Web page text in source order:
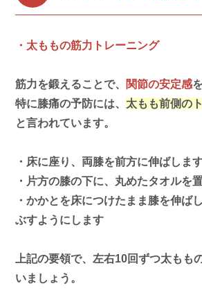
・太ももの筋力トレーニング
筋力を鍛えることで、 関節の安定感
特に膝痛の予防には、 太もも前側の
と言われています。
・床に座り、両膝を前方に伸ばしま
・片方の膝の下に、丸めたタオルを
・かかとを床につけたまま膝を伸ば
ぶすようにします
上記の要領で、左右10回ずつ太もも
いましょう。